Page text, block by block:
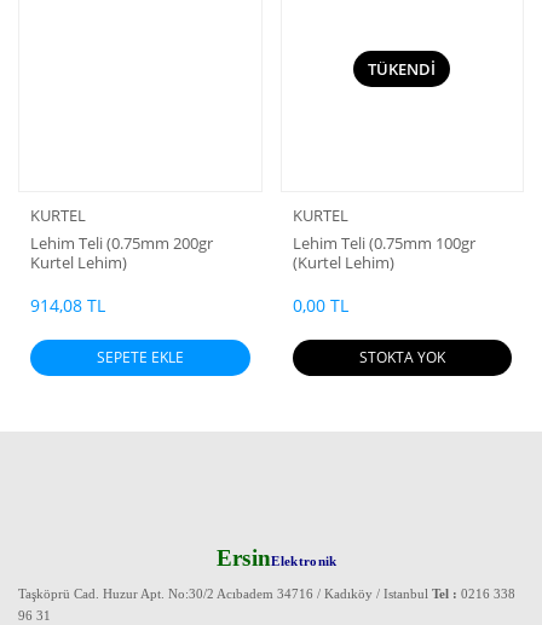
KURTEL
Lehim Teli (0.75mm 200gr
Kurtel Lehim)
914,08 TL
SEPETE EKLE
TÜKENDİ
KURTEL
Lehim Teli (0.75mm 100gr
(Kurtel Lehim)
0,00 TL
STOKTA YOK
ErsinElektronik
Taşköprü Cad. Huzur Apt. No:30/2 Acıbadem 34716 / Kadıköy / Istanbul Tel : 0216 338
96 31